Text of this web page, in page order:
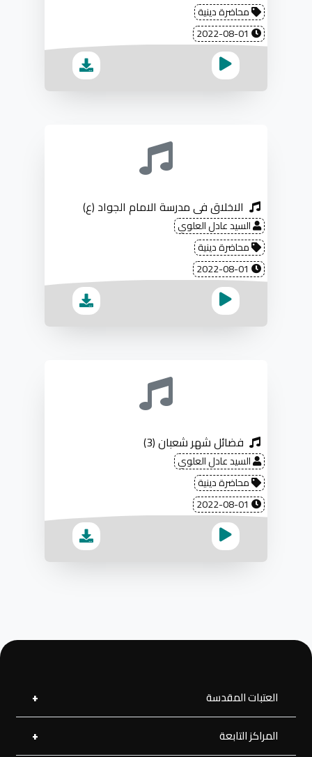
محاضرة دينية
الاخلاق في مدرسة الامام الجواد (ع)
السيد عادل العلوي
محاضرة دينية
فضائل شهر شعبان (3)
السيد عادل العلوي
محاضرة دينية
العتبات المقدسة
العتبة العلوية المقدسة
المراكز التابعة